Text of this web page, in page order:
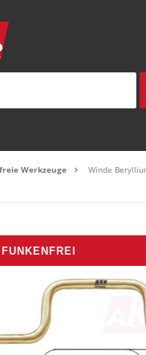
Werkzeuge
Winde